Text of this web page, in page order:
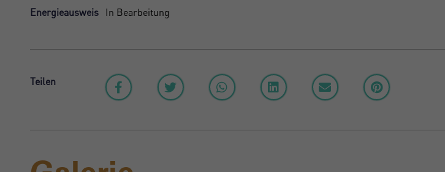
Energieausweis In Bearbeitung
Teilen
Crear una cuenta